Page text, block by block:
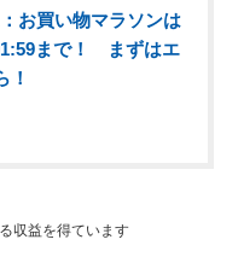
：お買い物マラソンは
まで！ まずはエ
！
収益を得ています